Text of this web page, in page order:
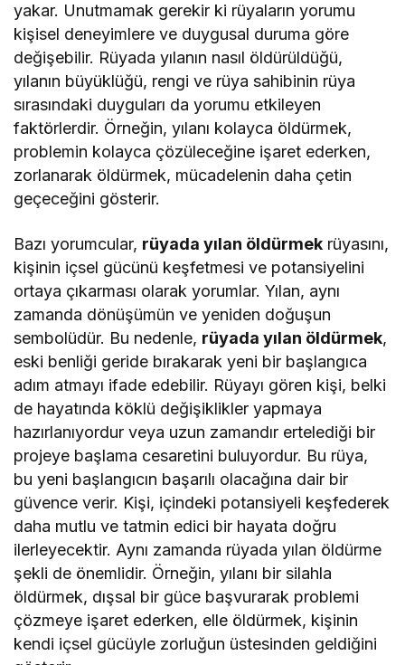
yakar. Unutmamak gerekir ki rüyaların yorumu
kişisel deneyimlere ve duygusal duruma göre
değişebilir. Rüyada yılanın nasıl öldürüldüğü,
yılanın büyüklüğü, rengi ve rüya sahibinin rüya
sırasındaki duyguları da yorumu etkileyen
faktörlerdir. Örneğin, yılanı kolayca öldürmek,
problemin kolayca çözüleceğine işaret ederken,
zorlanarak öldürmek, mücadelenin daha çetin
geçeceğini gösterir.
Bazı yorumcular, rüyada yılan öldürmek rüyasını,
kişinin içsel gücünü keşfetmesi ve potansiyelini
ortaya çıkarması olarak yorumlar. Yılan, aynı
zamanda dönüşümün ve yeniden doğuşun
sembolüdür. Bu nedenle, rüyada yılan öldürmek,
eski benliği geride bırakarak yeni bir başlangıca
adım atmayı ifade edebilir. Rüyayı gören kişi, belki
de hayatında köklü değişiklikler yapmaya
hazırlanıyordur veya uzun zamandır ertelediği bir
projeye başlama cesaretini buluyordur. Bu rüya,
bu yeni başlangıcın başarılı olacağına dair bir
güvence verir. Kişi, içindeki potansiyeli keşfederek
daha mutlu ve tatmin edici bir hayata doğru
ilerleyecektir. Aynı zamanda rüyada yılan öldürme
şekli de önemlidir. Örneğin, yılanı bir silahla
öldürmek, dışsal bir güce başvurarak problemi
çözmeye işaret ederken, elle öldürmek, kişinin
kendi içsel gücüyle zorluğun üstesinden geldiğini